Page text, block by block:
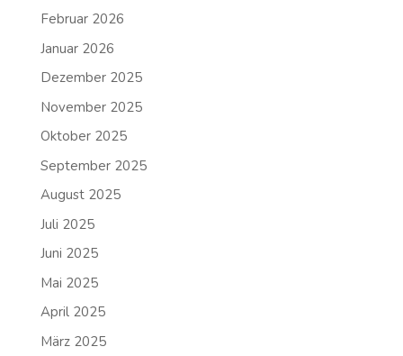
Februar 2026
Januar 2026
Dezember 2025
November 2025
Oktober 2025
September 2025
August 2025
Juli 2025
Juni 2025
Mai 2025
April 2025
März 2025